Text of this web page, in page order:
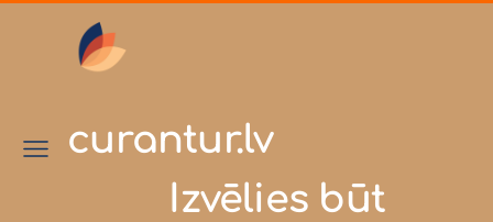
curantur.lv
Izvēlies būt